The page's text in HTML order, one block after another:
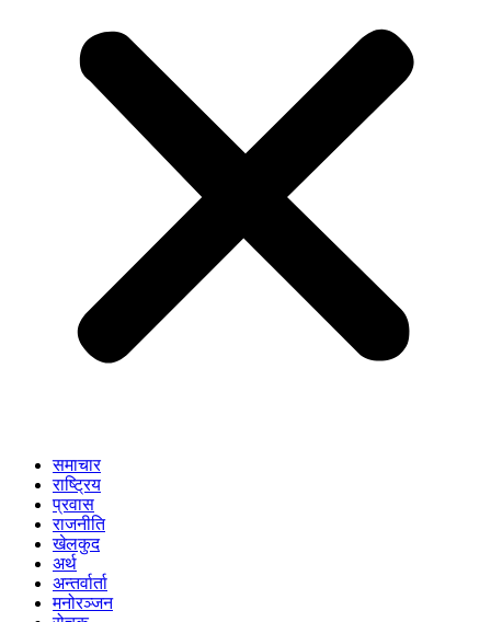
समाचार
राष्ट्रिय
प्रवास
राजनीति
खेलकुद
अर्थ
अन्तर्वार्ता
मनोरञ्जन